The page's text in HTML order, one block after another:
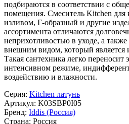
подбираются в соответствии с
помещения. Смеситель Kitchen
изливом, Г-образный и другие
ассортимента отличаются
неприхотливостью в уходе, а
внешним видом, который является
Такая сантехника легко переносит
интенсивном режиме,
воздействию и влажности.
Серия: Kitchen латунь
Артикул: K03SBP0I05
Бренд: Iddis (Россия)
Страна: Россия